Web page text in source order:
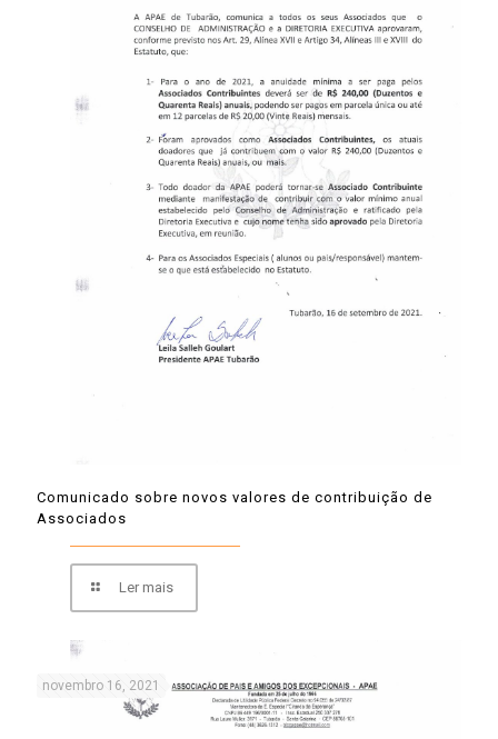
Comunicado sobre novos valores de contribuição de
Associados
Ler mais
novembro 16, 2021